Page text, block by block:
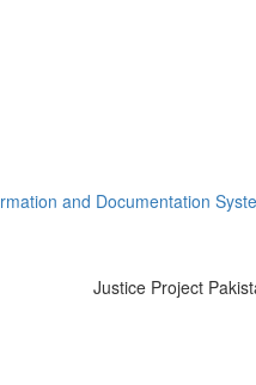
Justice Project